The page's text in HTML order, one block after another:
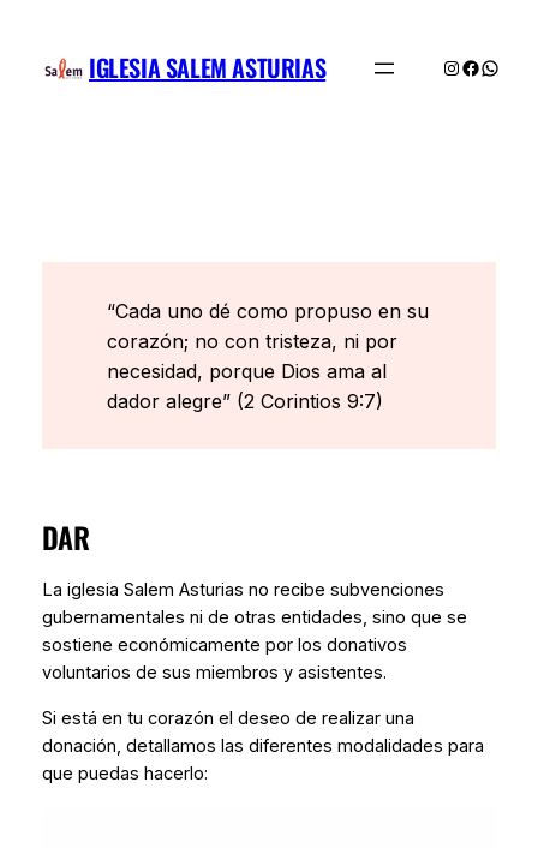
contenidoIGLESIA SALEM ASTURIAS Instagram
“Cada uno dé como propuso en su
corazón; no con tristeza, ni por
necesidad, porque Dios ama al
dador alegre” (2 Corintios 9:7)
DAR
La iglesia Salem Asturias no recibe subvenciones
gubernamentales ni de otras entidades, sino que se
sostiene económicamente por los donativos
voluntarios de sus miembros y asistentes.
Si está en tu corazón el deseo de realizar una
donación, detallamos las diferentes modalidades para
que puedas hacerlo: